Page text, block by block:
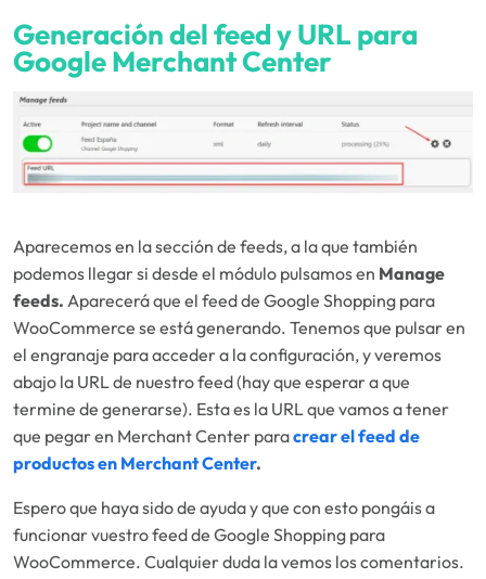
Generación del feed y URL para
Google Merchant Center
Aparecemos en la sección de feeds, a la que también
podemos llegar si desde el módulo pulsamos en Manage
feeds. Aparecerá que el feed de Google Shopping para
WooCommerce se está generando. Tenemos que pulsar en
el engranaje para acceder a la configuración, y veremos
abajo la URL de nuestro feed (hay que esperar a que
termine de generarse). Esta es la URL que vamos a tener
que pegar en Merchant Center paracrear el feed de
productos en Merchant Center.
Espero que haya sido de ayuda y que con esto pongáis a
funcionar vuestro feed de Google Shopping para
WooCommerce. Cualquier duda la vemos los comentarios.